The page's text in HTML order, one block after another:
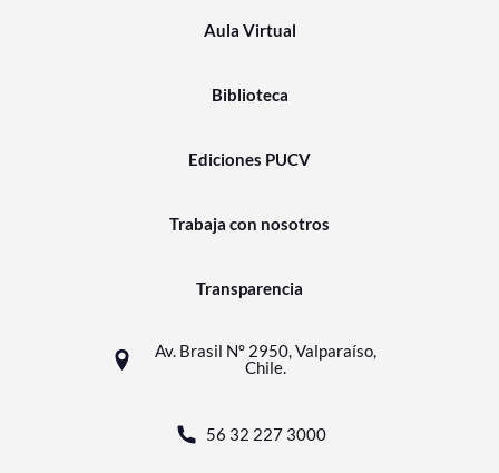
Aula Virtual
Biblioteca
Ediciones PUCV
Trabaja con nosotros
Transparencia
Av. Brasil N° 2950, Valparaíso,
Chile.
56 32 227 3000